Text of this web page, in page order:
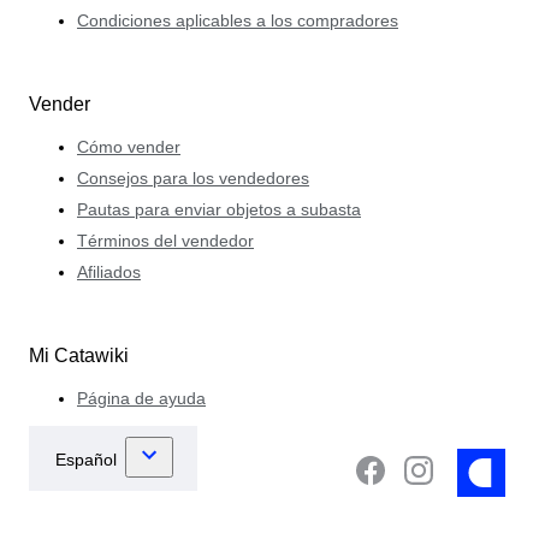
Condiciones aplicables a los compradores
Vender
Cómo vender
Consejos para los vendedores
Pautas para enviar objetos a subasta
Términos del vendedor
Afiliados
Mi Catawiki
Página de ayuda